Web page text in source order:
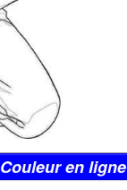
Couleur en ligne